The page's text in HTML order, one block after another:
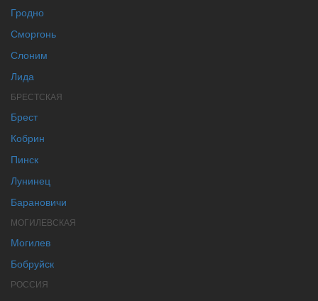
Гродно
Сморгонь
Слоним
Лида
БРЕСТСКАЯ
Брест
Кобрин
Пинск
Лунинец
Барановичи
МОГИЛЕВСКАЯ
Могилев
Бобруйск
РОССИЯ